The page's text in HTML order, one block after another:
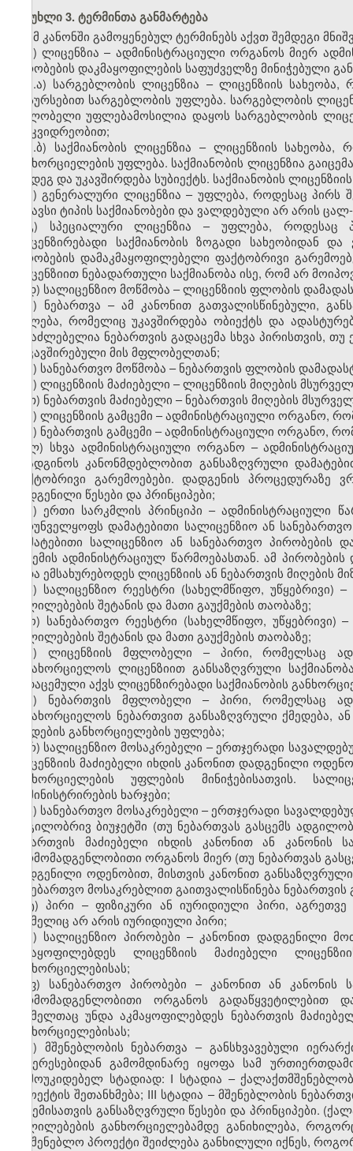
მუხლი 3. ტერმინთა განმარტება
ამ კანონში გამოყენებულ ტერმინებს აქვთ შემდეგი
ა) ლიცენზია – ადმინისტრაციული ორგანოს მიერ
პირობების დაკმაყოფილების საფუძველზე მინიჭებული
ა.ა) სარგებლობის ლიცენზია – ლიცენზიის
რესურსებით სარგებლობის უფლება. სარგებლობის
მფლობელი უფლებამოსილია დაყოს სარგებლობის
მემკვიდრეობით;
ა.ბ) საქმიანობის ლიცენზია – ლიცენზიის
განხორციელების უფლება. საქმიანობის ლიცენზია
შემდეგ და უკავშირდება სუბიექტს. საქმიანობის
ბ) გენერალური ლიცენზია – უფლება, როდესაც პირს
მსგავსი ტიპის საქმიანობები და ვალდებული არ არის
გ) სპეციალური ლიცენზია – უფლება, როდესაც
ლიცენზირებადი საქმიანობის ზოგადი სახეობიდან
პირობების დამაკმაყოფილებელი ფაქტობრივი
ლიცენზიით ნებადართული საქმიანობა ისე, რომ არ
დ) სალიცენზიო მოწმობა – ლიცენზიის ფლობის
ე) ნებართვა – ამ კანონით გათვალისწინებული,
უფლება, რომელიც უკავშირდება ობიექტს და
შესაძლებელია ნებართვის გადაცემა სხვა პირისთვის,
დაკავშირებული მის მფლობელთან;
ვ) სანებართვო მოწმობა – ნებართვის ფლობის
ზ) ლიცენზიის მაძიებელი – ლიცენზიის მიღების
თ) ნებართვის მაძიებელი – ნებართვის მიღების
ი) ლიცენზიის გამცემი – ადმინისტრაციული ორგანო,
კ) ნებართვის გამცემი – ადმინისტრაციული ორგანო,
ლ) სხვა ადმინისტრაციული ორგანო –
დაადგინოს კანონმდებლობით განსაზღვრული
ფაქტობრივი გარემოებები. დადგენის პროცედურაზე
დადგენილი წესები და პრინციპები;
მ) ერთი სარკმლის პრინციპი – ადმინისტრაციული
უზრუნველყოფს დამატებითი სალიცენზიო ან
დამატებითი სალიცენზიო ან სანებართვო პირობების
გაცემის ადმინისტრაციულ წარმოებასთან. ამ
უნდა ემსახურებოდეს ლიცენზიის ან ნებართვის მიღების
ნ) სალიცენზიო რეესტრი (სახელმწიფო, უწყებრივი)
ცვლილებების შეტანის და მათი გაუქმების თაობაზე;
ო) სანებართვო რეესტრი (სახელმწიფო, უწყებრივი)
ცვლილებების შეტანის და მათი გაუქმების თაობაზე;
პ) ლიცენზიის მფლობელი – პირი, რომელსაც
განახორციელოს ლიცენზიით განსაზღვრული
გადაცემული აქვს ლიცენზირებადი საქმიანობის
ჟ) ნებართვის მფლობელი – პირი, რომელსაც
განახორციელოს ნებართვით განსაზღვრული ქმედება,
ქმედების განხორციელების უფლება;
რ) სალიცენზიო მოსაკრებელი – ერთჯერადი
ლიცენზიის მაძიებელი იხდის კანონით დადგენილი
განხორციელების უფლების მინიჭებისათვის.
ადმინისტრირების ხარჯები;
ს) სანებართვო მოსაკრებელი – ერთჯერადი
ადგილობრივ ბიუჯეტში (თუ ნებართვას გასცემს
ნებართვის მაძიებელი იხდის კანონით ან
წარმომადგენლობითი ორგანოს მიერ (თუ ნებართვას
დადგენილი ოდენობით, მისთვის კანონით
სანებართვო მოსაკრებლით გაითვალისწინება ნებართვის
ტ) პირი – ფიზიკური ან იურიდიული პირი, აგრეთვე
რომელიც არ არის იურიდიული პირი;
უ) სალიცენზიო პირობები – კანონით დადგენილი
აკმაყოფილებდეს ლიცენზიის მაძიებელი
განხორციელებისას;
ფ) სანებართვო პირობები – კანონით ან
წარმომადგენლობითი ორგანოს გადაწყვეტილებით
რომელთაც უნდა აკმაყოფილებდეს ნებართვის
განხორციელებისას;
ქ) მშენებლობის ნებართვა – განსხვავებული
ინტერესებიდან გამომდინარე იყოფა სამ
დამოუკიდებელ სტადიად: I სტადია –
პროექტის შეთანხმება; III სტადია – მშენებლობის
გაცემისათვის განსაზღვრული წესები და პრინციპები.
ცვლილებების განხორციელებამდე განიხილება,
სამშენებლო პროექტი შეიძლება განხილული იქნეს,